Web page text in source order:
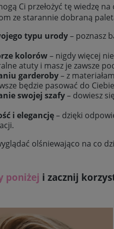
Ci przełożyć tę wiedzę
ze starannie dobraną
typu urody– poznasz
kolorów– nigdy więcej
atuty i masz je zawsze
garderoby– z
będzie pasować do
swojej szafy– dowiesz
i elegancję– dzięki
olśniewająco na co
poniżej i zacznij